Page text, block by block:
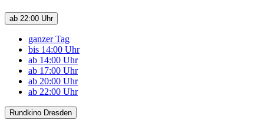
ab 22:00 Uhr
ganzer Tag
bis 14:00 Uhr
ab 14:00 Uhr
ab 17:00 Uhr
ab 20:00 Uhr
ab 22:00 Uhr
Rundkino Dresden